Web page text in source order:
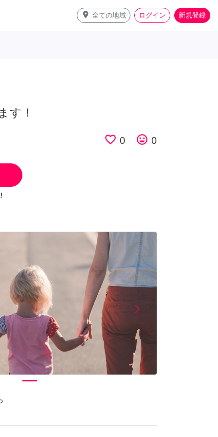
place 全ての地域 ログイン 新規登録
す！
favorite_border 0 tag_faces 0
arrow_forward_iosNext